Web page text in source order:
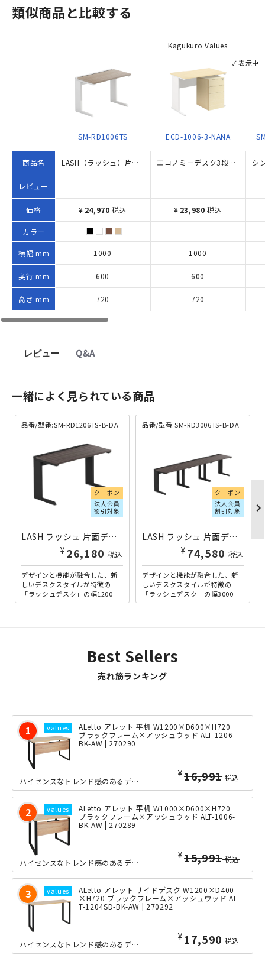
類似商品と比較する
商品名
レビュー
価格
カラー
横幅:mm
奥行:mm
高さ:mm
SM-RD1006TS
✓ 表示中
LASH（ラッシュ）片面デスク ティーレッグタイプ（W1000×D600×H720）
¥ 24,970 税込
1000
600
720
Kagukuro Values
ECD-1006-3-NANA
エコノミーデスク3段ワゴンセット W1000×D600×H720 ナチュラル
¥ 23,980 税込
1000
600
720
レビュー Q&A
一緒によく見られている商品
品番/型番:SM-RD1206TS-B-DA
クーポン
法人会員
割引対象
LASH ラッシュ 片面デスク ティーレッグタイプ W1200×D600×H720 天板：ダークアッシュ 脚：ブラック SM-RD1206TS-B-DA | 837174
¥ 26,180 税込
デザインと機能が融合した、新
しいデスクスタイルが特徴の
「ラッシュデスク」の幅1200m
m×奥行600mmタイプ。脚さば
品番/型番:SM-RD3006TS-B-DA
クーポン
法人会員
割引対象
LASH ラッシュ 片面デスク ティーレッグタイプ W3000×D600×H720 天板：ダークアッシュ 脚：ブラック SM-RD3006TS-B-DA | 837159
¥ 74,580 税込
デザインと機能が融合した、新
しいデスクスタイルが特徴の
「ラッシュデスク」の幅3000m
m×奥行600mmタイプ。脚さば
chevron_right
Best Sellers
売れ筋ランキング
ALetto アレット 平机 W1200×D600×H720
ブラックフレーム×アッシュウッド ALT-1206-
BK-AW | 270290
¥16,991税込
ハイセンスなトレンド感のあるデザインを目指した「ALetto（アレット）」シリー...
ALetto アレット 平机 W1000×D600×H720
ブラックフレーム×アッシュウッド ALT-1006-
BK-AW | 270289
¥15,991税込
ハイセンスなトレンド感のあるデザインを目指した「ALetto（アレット）」シリー...
ALetto アレット サイドデスク W1200×D400
×H720 ブラックフレーム×アッシュウッド AL
T-1204SD-BK-AW | 270292
¥17,590税込
ハイセンスなトレンド感のあるデザインを目指した「ALetto（アレット）」シリー...